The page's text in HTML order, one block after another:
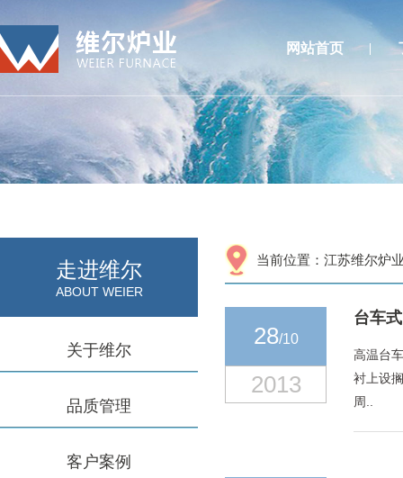
网站首页
走进维尔
ABOUT WEIER
关于维尔
品质管理
客户案例
当前位置： 江苏维尔炉
28/10
2013
台车
高温台
衬上设
周..